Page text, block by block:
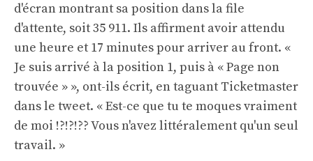
d'écran montrant sa position dans la file
d'attente, soit 35 911. Ils affirment avoir attendu
une heure et 17 minutes pour arriver au front. «
Je suis arrivé à la position 1, puis à « Page non
trouvée » », ont-ils écrit, en taguant Ticketmaster
dans le tweet. « Est-ce que tu te moques vraiment
de moi !?!?!?? Vous n'avez littéralement qu'un seul
travail. »